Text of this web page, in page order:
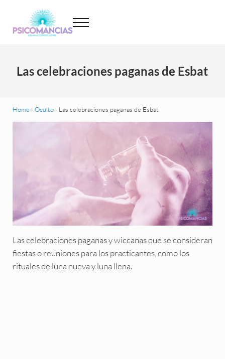
Psicomancias
Menu
Las celebraciones paganas de Esbat
Home -Oculto- Las celebraciones paganas de Esbat
Las celebraciones paganas y wiccanas que se consideran
fiestas o reuniones para los practicantes, como los
rituales de luna nueva y luna llena.